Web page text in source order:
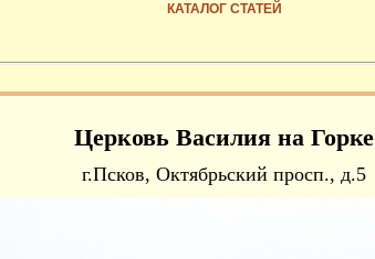
КАТАЛОГ СТАТЕЙ
Церковь Василия на Горке
г.Псков, Октябрьский просп., д.5